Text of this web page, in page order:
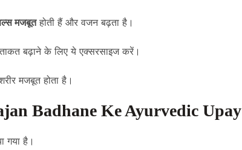
मजबूतहोती हैं और वजन बढ़ता है।
बढ़ाने के लिए ये एक्सरसाइज करें।
मजबूत होता है।
Badhane Ke Ayurvedic Upay
गया है।